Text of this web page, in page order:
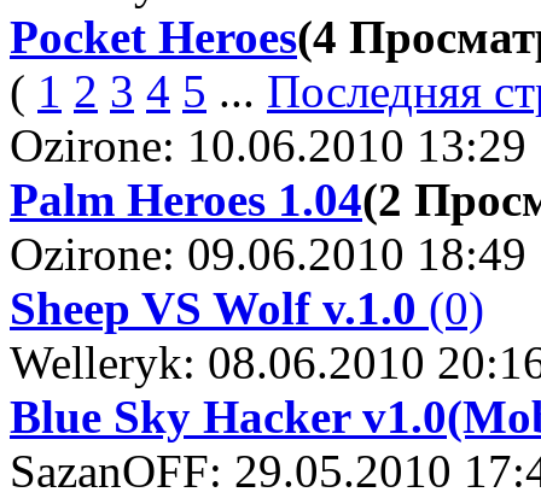
Pocket Heroes(4
( 1 2 3 4 5 ... Последняя
Ozirone: 10.06.2010 13:29
Palm Heroes 1.04(2
Ozirone: 09.06.2010 18:49
Sheep VS Wolf v.1.0 (0)
Welleryk: 08.06.2010
Blue Sky Hacker
SazanOFF: 29.05.2010